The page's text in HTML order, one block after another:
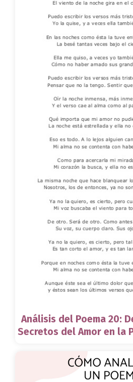
Análisis del Poema 20:
Secretos del Amor en la